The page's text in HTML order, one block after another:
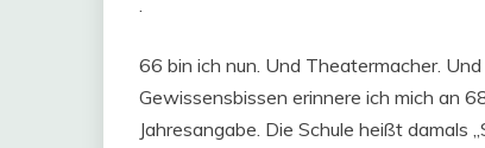
.
66 bin ich nun. Und Theatermacher.
Gewissensbissen erinnere ich mich an
Jahresangabe. Die Schule heißt damals